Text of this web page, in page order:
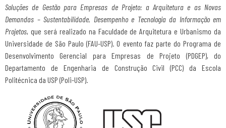
Soluções de Gestão para Empresas de Projeto: a Arquitetura e as Novas
Demandas – Sustentabilidade, Desempenho e Tecnologia da Informação em
Projetos, que será realizado na Faculdade de Arquitetura e Urbanismo da
Universidade de São Paulo (FAU-USP). O evento faz parte do Programa de
Desenvolvimento Gerencial para Empresas de Projeto (PDGEP), do
Departamento de Engenharia de Construção Civil (PCC) da Escola
Politécnica da USP (Poli-USP).